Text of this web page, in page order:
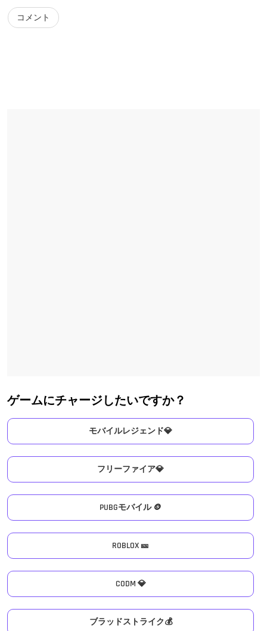
ゲームにチャージしたいですか？
モバイルレジェンド💎
フリーファイア💎
PUBGモバイル 🪙
ROBLOX 🎫
CODM 💎
ブラッドストライク💰